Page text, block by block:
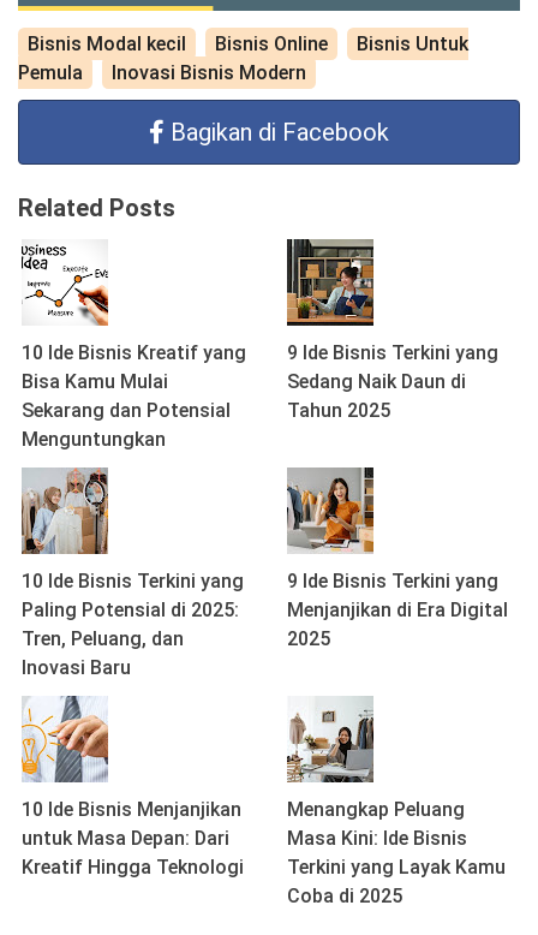
Bisnis Modal kecil Bisnis Online
Bisnis Untuk
Pemula
Inovasi Bisnis Modern
Bagikan di Facebook
Related Posts
10 Ide Bisnis Kreatif yang
Bisa Kamu Mulai
Sekarang dan Potensial
Menguntungkan
9 Ide Bisnis Terkini yang
Sedang Naik Daun di
Tahun 2025
10 Ide Bisnis Terkini yang
Paling Potensial di 2025:
Tren, Peluang, dan
Inovasi Baru
9 Ide Bisnis Terkini yang
Menjanjikan di Era Digital
2025
10 Ide Bisnis Menjanjikan
untuk Masa Depan: Dari
Kreatif Hingga Teknologi
Menangkap Peluang
Masa Kini: Ide Bisnis
Terkini yang Layak Kamu
Coba di 2025